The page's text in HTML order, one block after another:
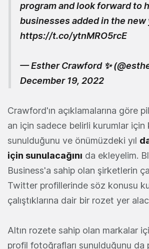
program and look forward to
businesses added in the new
https://t.co/ytnMRO5rcE
— Esther Crawford ✨
December 19, 2022
Crawford'ın açıklamalarına göre
an için sadece belirli kurumlar için
sunulduğunu ve önümüzdeki yıl
için sunulacağını da ekleyelim.
Business'a sahip olan şirketlerin
Twitter profillerinde söz konusu
çalıştıklarına dair bir rozet yer
Altın rozete sahip olan markalar
profil fotoğrafları sunulduğunu da